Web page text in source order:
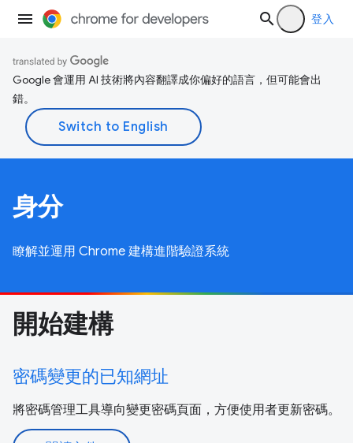
登入
Google 會運用 AI 技術將內容翻譯成你偏好的語言，但可能會出
錯。
身分
瞭解並運用 Chrome 建構進階驗證系統
開始建構
密碼變更的已知網址
將密碼管理工具導向變更密碼頁面，方便使用者更新密碼。